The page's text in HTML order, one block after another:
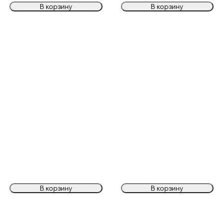
В корзину В корзину
В корзину В корзину